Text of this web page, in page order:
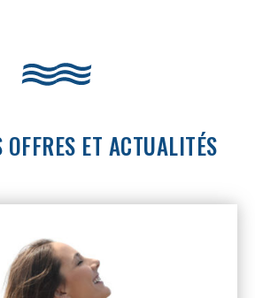
OFFRES ET ACTUALITÉS